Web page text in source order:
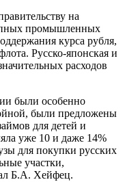
на
промышленных
курса рубля,
Русско-японская и
расходов
были особенно
были предложены
для детей и
уже 10 и даже 14%
для покупки русских
участки,
Б.А. Хейфец.